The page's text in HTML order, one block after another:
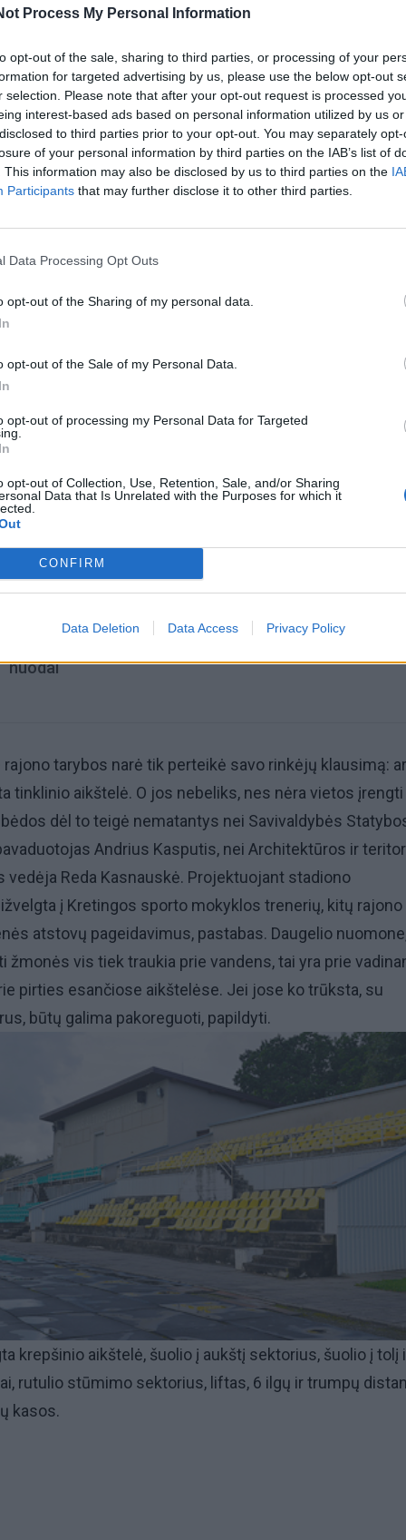
Process My Personal Information
opt-out of the sale, sharing to third parties, or processing of your
for targeted advertising by us, please use the below opt-out
selection. Please note that after your opt-out request is processed
interest-based ads based on personal information utilized by us
to third parties prior to your opt-out. You may separately
of your personal information by third parties on the IAB’s list of
This information may also be disclosed by us to third parties on the
Participants that may further disclose it to other third parties.
Data Processing Opt Outs
opt-out of the Sharing of my personal data.
opt-out of the Sale of my Personal Data.
opt-out of processing my Personal Data for Targeted
opt-out of Collection, Use, Retention, Sale, and/or Sharing
Data that Is Unrelated with the Purposes for which it
CONFIRM
Data Deletion Data Access Privacy Policy
parengus projektą, atsižvelgti jau nebebus galima“, –
2018-uosius metus, kai, tuomet dar nebūdama
–Savanorių ir Bevardės g. – sutvarkymo viešą
Anot pašnekovės, po laiko tada kai kurie gyventojai
ir susiaurinta gatve, ir dėl nukirstų medžių. „Kartais
teisingos, tačiau pakeisti nebeįmanoma“, – kalbėjo
Mirė garsi lietuvių aktorė: „Jos vaidmenys išliks
teatro istorijoje“
nuodai
tarybos narė tik perteikė savo rinkėjų klausimą: ar
tinklinio aikštelė. O jos nebeliks, nes nėra vietos įrengti
dėl to teigė nematantys nei Savivaldybės
Andrius Kasputis, nei Architektūros ir
vedėja Reda Kasnauskė. Projektuojant stadiono
į Kretingos sporto mokyklos trenerių, kitų rajono
atstovų pageidavimus, pastabas. Daugelio
žmonės vis tiek traukia prie vandens, tai yra prie
pirties esančiose aikštelėse. Jei jose ko trūksta, su
būtų galima pakoreguoti, papildyti.
krepšinio aikštelė, šuolio į aukštį sektorius, šuolio į tolį
rutulio stūmimo sektorius, liftas, 6 ilgų ir trumpų
kasos.